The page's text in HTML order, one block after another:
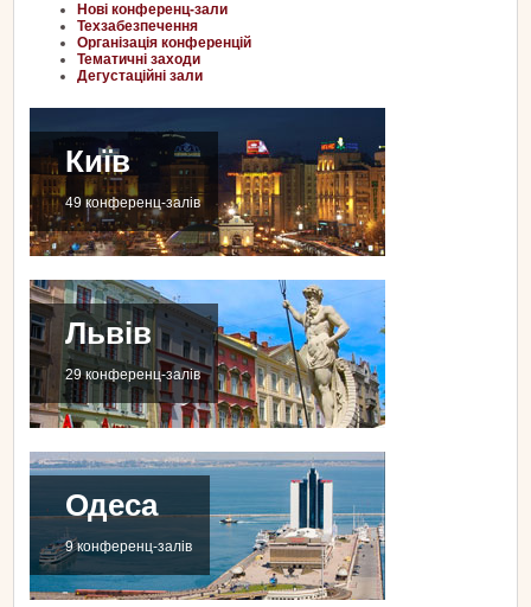
Нові конференц-зали
Техзабезпечення
Організація конференцій
Тематичні заходи
Дегустаційні зали
Київ
49 конференц-залів
Львів
29 конференц-залів
Одеса
9 конференц-залів